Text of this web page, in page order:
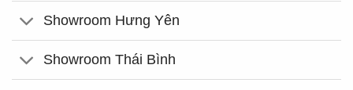
Showroom Hưng Yên
Showroom Thái Bình